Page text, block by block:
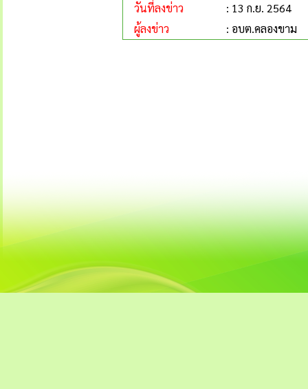
วันที่ลงข่าว
: 13 ก.ย. 2564
ผู้ลงข่าว
: อบต.คลองขาม